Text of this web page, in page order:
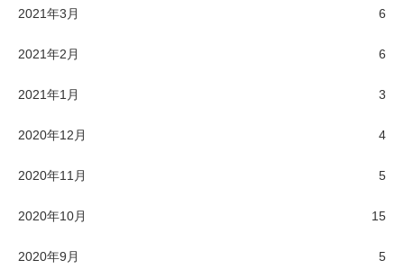
2021年3月 6
2021年2月 6
2021年1月 3
2020年12月 4
2020年11月 5
2020年10月 15
2020年9月 5